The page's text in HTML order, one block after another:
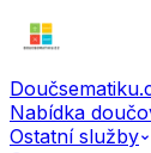
Nabídka
Ostatní služby